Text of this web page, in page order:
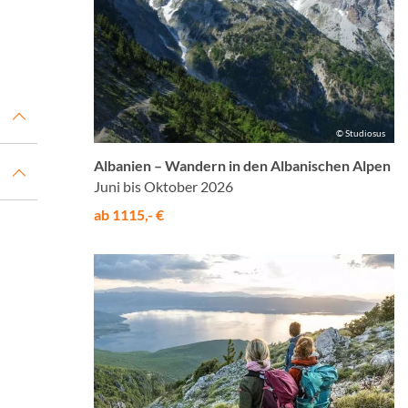
© Studiosus
Albanien – Wandern in den Albanischen Alpen
Juni bis Oktober 2026
ab 1115,- €